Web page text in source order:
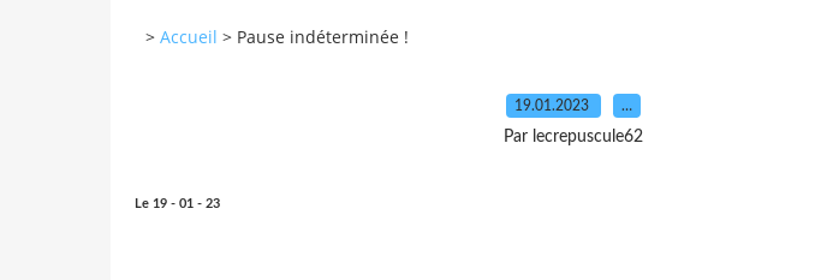
> Accueil > Pause indéterminée !
19.01.2023 …
Par lecrepuscule62
Le 19 - 01 - 23